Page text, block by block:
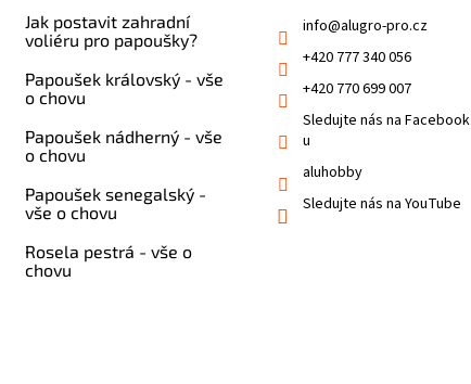
Jak postavit zahradní
voliéru pro papoušky?
Papoušek královský - vše
o chovu
Papoušek nádherný - vše
o chovu
Papoušek senegalský -
vše o chovu
Rosela pestrá - vše o
chovu
info@alugro-pro.cz
+420 777 340 056
+420 770 699 007
Sledujte nás na Facebook
u
aluhobby
Sledujte nás na YouTube